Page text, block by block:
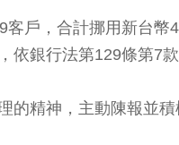
戶，合計挪用新台
銀行法第129條第7款
的精神，主動陳報並